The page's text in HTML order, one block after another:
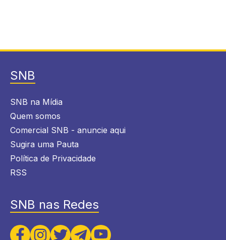
SNB
SNB na Mídia
Quem somos
Comercial SNB - anuncie aqui
Sugira uma Pauta
Política de Privacidade
RSS
SNB nas Redes